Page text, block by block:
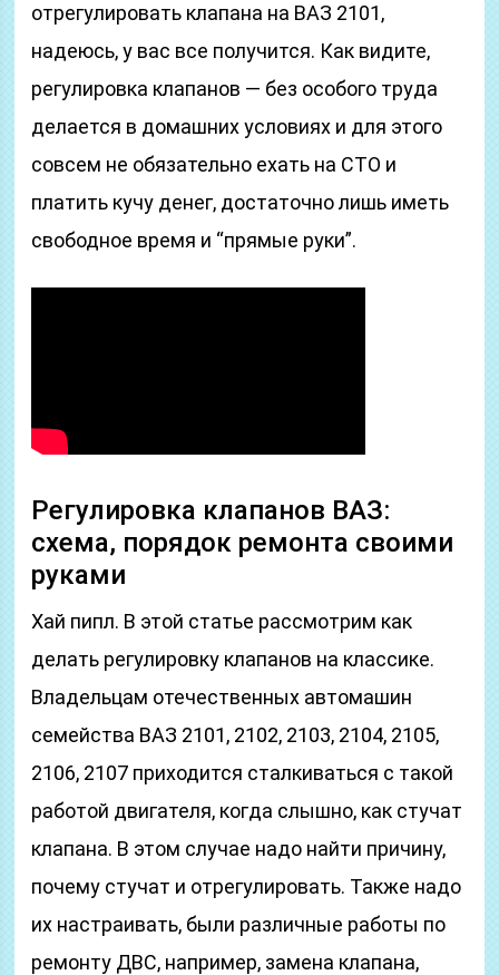
отрегулировать клапана на ВАЗ 2101,
надеюсь, у вас все получится. Как видите,
регулировка клапанов — без особого труда
делается в домашних условиях и для этого
совсем не обязательно ехать на СТО и
платить кучу денег, достаточно лишь иметь
свободное время и “прямые руки”.
Регулировка клапанов ВАЗ:
схема, порядок ремонта своими
руками
Хай пипл. В этой статье рассмотрим как
делать регулировку клапанов на классике.
Владельцам отечественных автомашин
семейства ВАЗ 2101, 2102, 2103, 2104, 2105,
2106, 2107 приходится сталкиваться с такой
работой двигателя, когда слышно, как стучат
клапана. В этом случае надо найти причину,
почему стучат и отрегулировать. Также надо
их настраивать, были различные работы по
ремонту ДВС, например, замена клапана,